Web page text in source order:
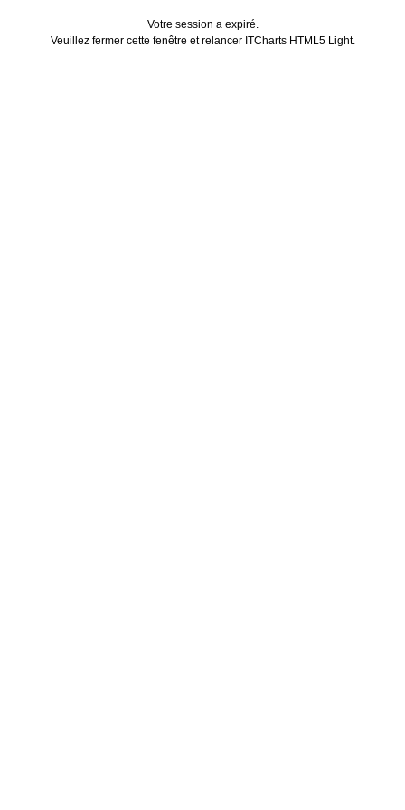
Votre session a expiré.
Veuillez fermer cette fenêtre et relancer ITCharts HTML5 Light.